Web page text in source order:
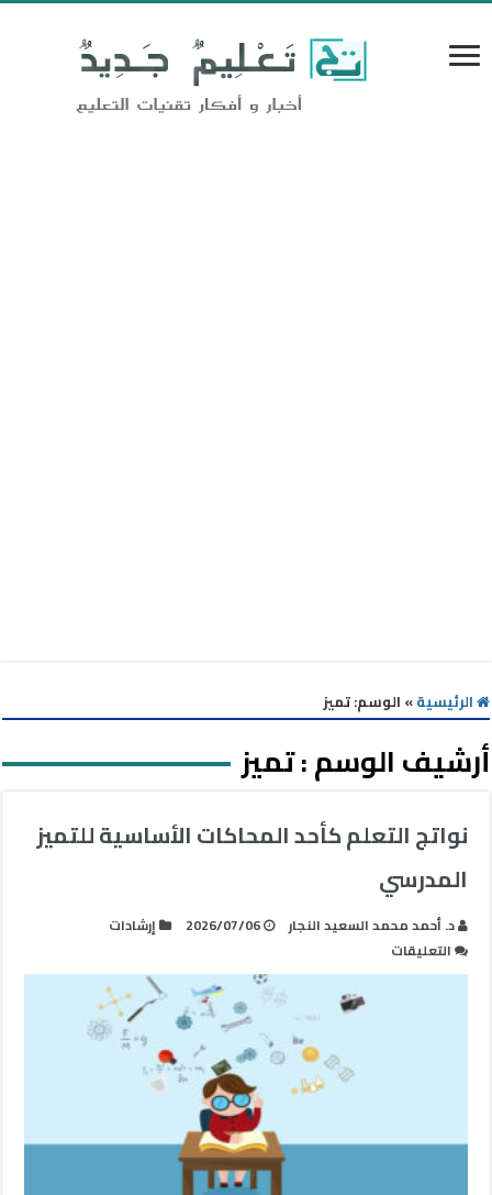
الرئيسية» الوسم:تميز
أرشيف الوسم :تميز
نواتج التعلم كأحد المحاكات الأساسية للتميز
المدرسي
د. أحمد محمد السعيد النجار 2026/07/06
إرشادات
التعليقات
نواتج
التعلم
المحاكات
الأساسية
مغلقة